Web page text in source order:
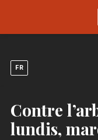
FR
Contre
lundis,